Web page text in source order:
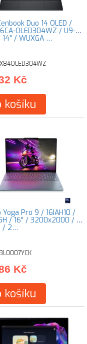
Duo 14 OLED /
OLED304WZ / U9-
/ WUXGA …
Kč
košíku
Yoga Pro 9 / 16IAH10 /
/ 16" / 3200x2000 / T
/ 2…
Kč
košíku